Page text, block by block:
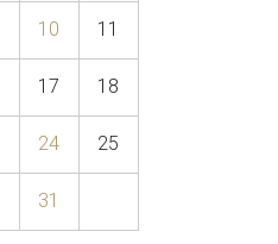
ベヒシュタイン・ジャパンブログ
10 11
17 18
24 25
31